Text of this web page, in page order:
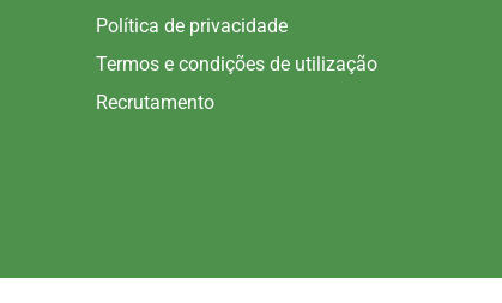
Política de privacidade
Termos e condições de utilização
Recrutamento